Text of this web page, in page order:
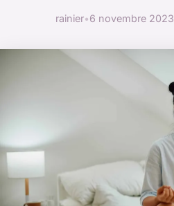
rainier•6 novembre 2023